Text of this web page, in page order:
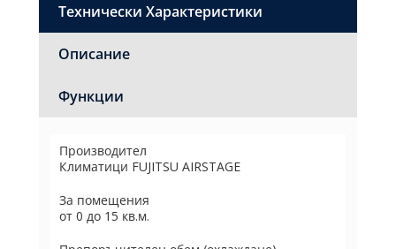
Технически Характеристики
Описание
Функции
Производител
Климатици FUJITSU AIRSTAGE
За помещения
от 0 до 15 кв.м.